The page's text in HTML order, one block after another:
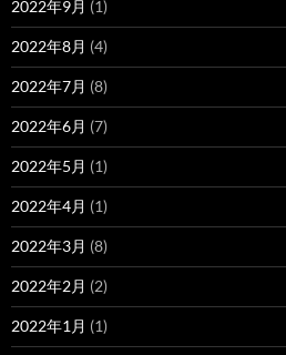
2022年9月 (1)
2022年8月 (4)
2022年7月 (8)
2022年6月 (7)
2022年5月 (1)
2022年4月 (1)
2022年3月 (8)
2022年2月 (2)
2022年1月 (1)